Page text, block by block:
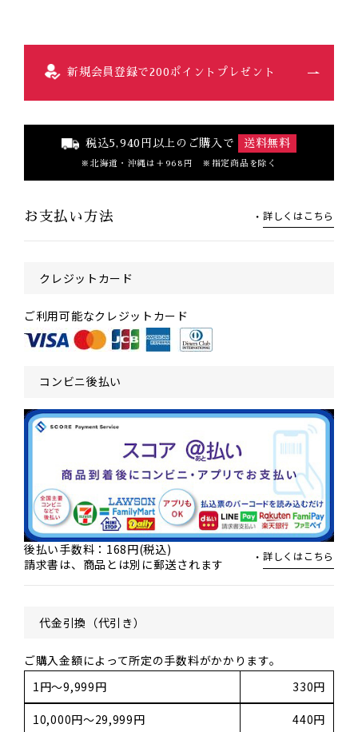
新規会員登録で200ポイントプレゼント
税込5,940円以上のご購入で 送料無料
北海道・沖縄は＋968円 ※指定商品を除く
お支払い方法 詳しくはこちら
クレジットカード
ご利用可能なクレジットカード
コンビニ後払い
後払い手数料：168円(税込)
請求書は、商品とは別に郵送されます
詳しくはこちら
代金引換（代引き）
ご購入金額によって所定の手数料がかかります。
1円～9,999円
330円
10,000円～29,999円 440円